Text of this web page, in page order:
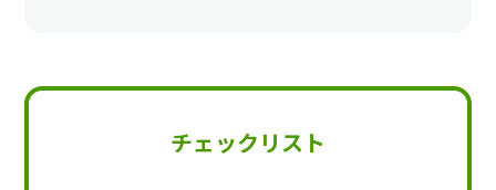
チェックリスト